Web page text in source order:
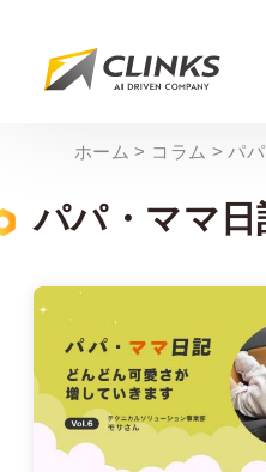
ホーム > コラム > パ
パパ・ママ